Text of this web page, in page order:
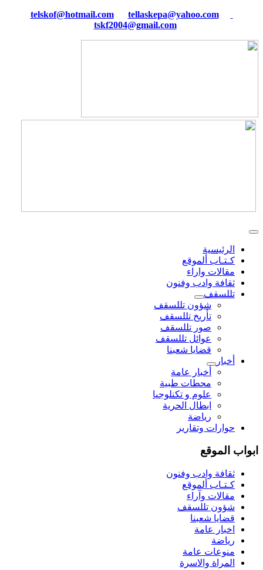
tellaskepa@yahoo.com
tskf2004@gmail.com
الرئيسية
كـتـاب ألموقع
مقالات واراء
ثقافة وادب وفنون
تللسقف
شؤون تللسقف
تأريخ تللسقف
صور تللسقف
عوائل تللسقف
قضايا شعبنا
أخبار
أخبار عامة
محطات طبية
علوم و تکنلوجیا
ابطال الحرية
رياضة
حوارات وتقارير
ابواب الموقع
ثقافة وادب وفنون
كـتـاب ألموقع
مقالات وآراء
شؤون تللسقف
قضايا شعبنا
اخبار عامة
رياضة
منوعات عامة
المراة والاسرة